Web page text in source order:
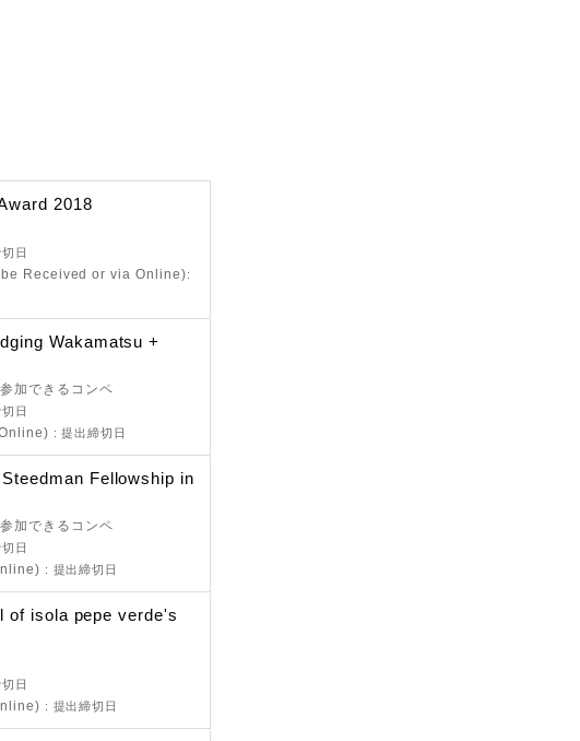
2018
日
Received or via Online):
Wakamatsu +
加できるコンペ
日
: 提出締切日
Fellowship in
加できるコンペ
日
: 提出締切日
of isola pepe verde's
日
: 提出締切日